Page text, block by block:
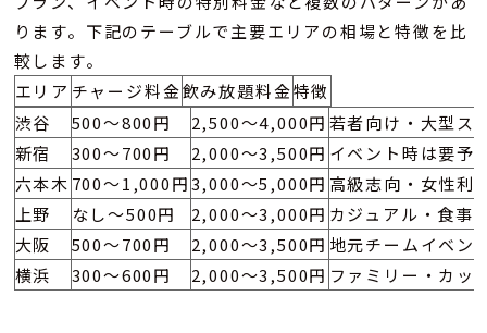
ります。下記のテーブルで主要エリアの相場と特徴を比
較します。
エリア チャージ料金飲み放題料金特徴
渋谷
500～800円 2,500～4,000円 若者向け・大型ス
新宿
300～700円 2,000～3,500円 イベント時は要予
六本木 700～1,000円3,000～5,000円 高級志向・女性利
上野
なし～500円 2,000～3,000円 カジュアル・食事
大阪
500～700円 2,000～3,500円 地元チームイベン
横浜
300～600円 2,000～3,500円 ファミリー・カッ